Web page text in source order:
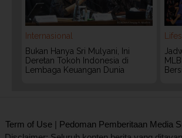
Internasional
Bukan Hanya Sri Mulyani, Ini
Deretan Tokoh Indonesia di
Lembaga Keuangan Dunia
Term of Use | Pedoman Pemberitaan Media